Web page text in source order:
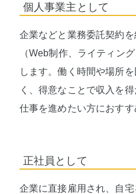
個人事業主として
企業などと業務委託契約
（Web制作、ライティン
します。働く時間や場所
く、得意なことで収入を
仕事を進めたい方におすす
正社員として
企業に直接雇用され、自